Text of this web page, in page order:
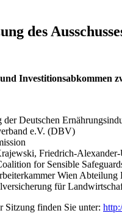
des
der Deutschen
e.V. (DBV)
Friedrich-
for Sensible
Wien Abteilung
für
Sitzung finden Sie unter: